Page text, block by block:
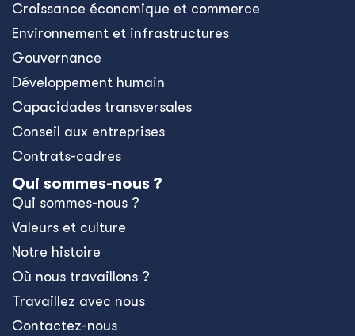
Croissance économique et commerce
Environnement et infrastructures
Gouvernance
Développement humain
Capacidades transversales
Conseil aux entreprises
Contrats-cadres
Qui sommes-nous ?
Qui sommes-nous ?
Valeurs et culture
Notre histoire
Où nous travaillons ?
Travaillez avec nous
Contactez-nous